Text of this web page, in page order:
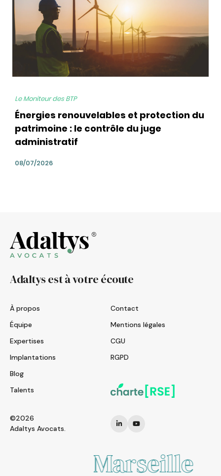
Le Moniteur des BTP
Énergies renouvelables et protection du
patrimoine : le contrôle du juge
administratif
08/07/2026
Adaltys est à votre écoute
À propos
Équipe
Expertises
Implantations
Blog
Talents
Contact
Mentions légales
CGU
RGPD
©2026
Adaltys Avocats.
Marseille